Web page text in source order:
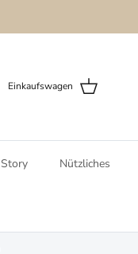
Einkaufswagen
Story Nützliches